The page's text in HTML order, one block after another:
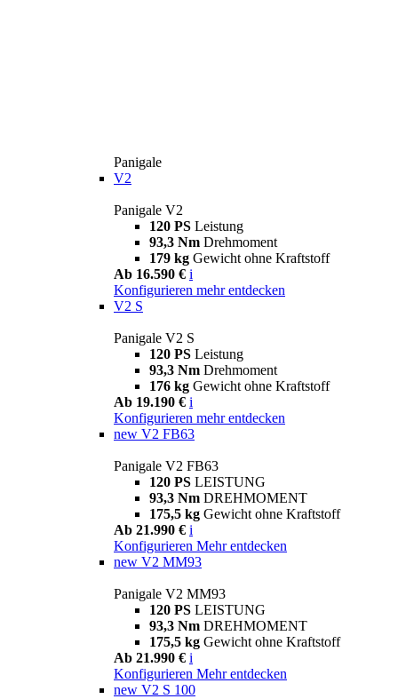
Panigale
V2
Panigale V2
120 PS Leistung
93,3 Nm Drehmoment
179 kg Gewicht ohne Kraftstoff
Ab 16.590 € i
Konfigurieren mehr entdecken
V2 S
Panigale V2 S
120 PS Leistung
93,3 Nm Drehmoment
176 kg Gewicht ohne Kraftstoff
Ab 19.190 € i
Konfigurieren mehr entdecken
new V2 FB63
Panigale V2 FB63
120 PS LEISTUNG
93,3 Nm DREHMOMENT
175,5 kg Gewicht ohne Kraftstoff
Ab 21.990 € i
Konfigurieren Mehr entdecken
new V2 MM93
Panigale V2 MM93
120 PS LEISTUNG
93,3 Nm DREHMOMENT
175,5 kg Gewicht ohne Kraftstoff
Ab 21.990 € i
Konfigurieren Mehr entdecken
new V2 S 100